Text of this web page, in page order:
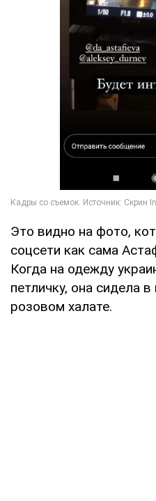
Это видно на фото,
соцсети как сама
Когда на одежду
петличку, она сидела
розовом халате.